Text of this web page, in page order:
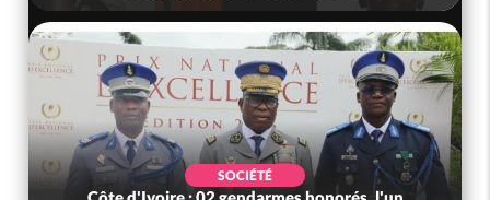
SOCIÉTÉ